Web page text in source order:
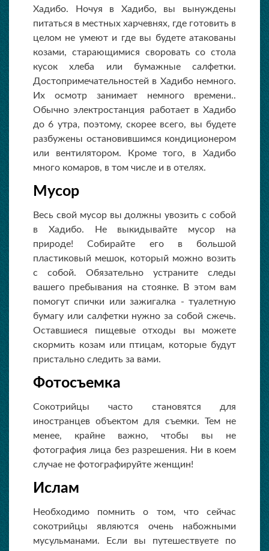
Хадибо. Ночуя в Хадибо, вы вынуждены
питаться в местных харчевнях, где готовить в
целом не умеют и где вы будете атакованы
козами, старающимися своровать со стола
кусок хлеба или бумажные салфетки.
Достопримечательностей в Хадибо немного.
Их осмотр занимает немного времени..
Обычно электростанция работает в Хадибо
до 6 утра, поэтому, скорее всего, вы будете
разбужены остановившимся кондиционером
или вентилятором. Кроме того, в Хадибо
много комаров, в том числе и в отелях.
Мусор
Весь свой мусор вы должны увозить с собой
в Хадибо. Не выкидывайте мусор на
природе! Собирайте его в большой
пластиковый мешок, который можно возить
с собой. Обязательно устраните следы
вашего пребывания на стоянке. В этом вам
помогут спички или зажигалка - туалетную
бумагу или салфетки нужно за собой сжечь.
Оставшиеся пищевые отходы вы можете
скормить козам или птицам, которые будут
пристально следить за вами.
Фотосъемка
Сокотрийцы часто становятся для
иностранцев объектом для съемки. Тем не
менее, крайне важно, чтобы вы не
фотография лица без разрешения. Ни в коем
случае не фотографируйте женщин!
Ислам
Необходимо помнить о том, что сейчас
сокотрийцы являются очень набожными
мусульманами. Если вы путешествуете по